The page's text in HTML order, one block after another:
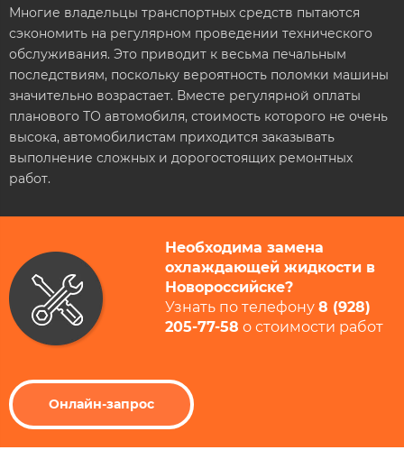
Многие владельцы транспортных средств пытаются
сэкономить на регулярном проведении технического
обслуживания. Это приводит к весьма печальным
последствиям, поскольку вероятность поломки машины
значительно возрастает. Вместе регулярной оплаты
планового ТО автомобиля, стоимость которого не очень
высока, автомобилистам приходится заказывать
выполнение сложных и дорогостоящих ремонтных
работ.
Необходима замена
охлаждающей жидкости в
Новороссийске​?
Узнать по телефону 8 (928)
205-77-58 ​ о стоимости работ​
Онлайн-запрос